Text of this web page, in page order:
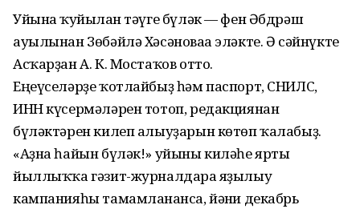
Уйынға ҡуйылған тәүге бүләк — фен Әбдрәш
ауылынан Зөбәйлә Хәсәноваға эләкте. Ә сәйнүкте
Асҡарҙан А. К. Мостаҡов отто.
Еңеүселәрҙе ҡотлайбыҙ һәм паспорт, СНИЛС,
ИНН күсермәләрен тотоп, редакциянан
бүләктәрен килеп алыуҙарын көтөп ҡалабыҙ.
«Аҙна һайын бүләк!» уйыны киләһе ярты
йыллыҡҡа гәзит-журналдарға яҙылыу
кампанияһы тамамланғанса, йәғни декабрь